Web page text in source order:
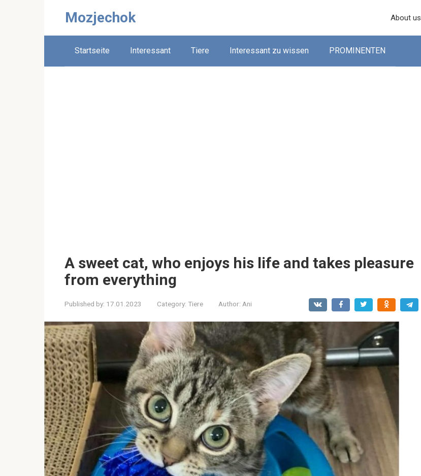
Mozjechok About us
Startseite Interessant Tiere Interessant zu wissen PROMINENTEN
A sweet cat, who enjoys his life and takes pleasure
from everything
Published by: 17.01.2023 Category: Tiere Author: Ani